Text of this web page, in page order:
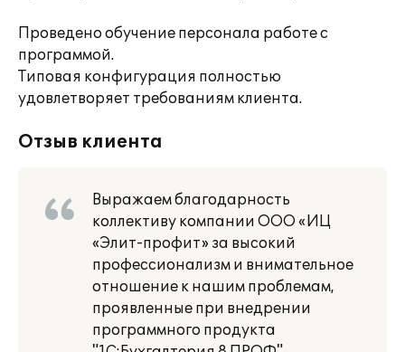
Проведено обучение персонала работе с
программой.
Типовая конфигурация полностью
удовлетворяет требованиям клиента.
Отзыв клиента
Выражаем благодарность
коллективу компании ООО «ИЦ
«Элит-профит» за высокий
профессионализм и внимательное
отношение к нашим проблемам,
проявленные при внедрении
программного продукта